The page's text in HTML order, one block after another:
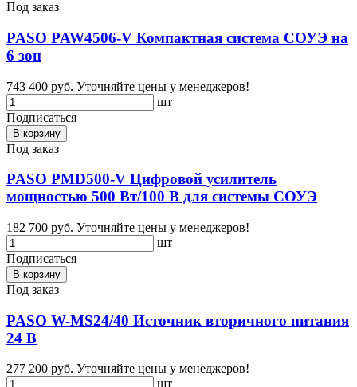
Под заказ
PASO PAW4506-V Компактная система СОУЭ на
6 зон
743 400 руб. Уточняйте цены у менеджеров!
шт
Подписаться
В корзину
Под заказ
PASO PMD500-V Цифровой усилитель
мощностью 500 Вт/100 В для системы СОУЭ
182 700 руб. Уточняйте цены у менеджеров!
шт
Подписаться
В корзину
Под заказ
PASO W-MS24/40 Источник вторичного питания
24 В
277 200 руб. Уточняйте цены у менеджеров!
шт